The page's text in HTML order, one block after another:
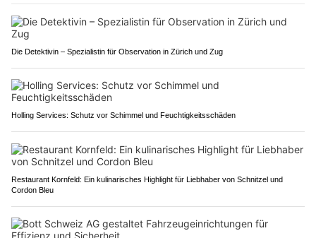
Die Detektivin – Spezialistin für Observation in Zürich und Zug
Holling Services: Schutz vor Schimmel und Feuchtigkeitsschäden
Restaurant Kornfeld: Ein kulinarisches Highlight für Liebhaber von Schnitzel und
Cordon Bleu